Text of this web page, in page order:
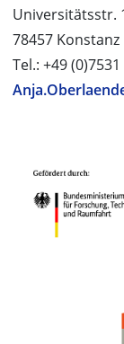
Universitätsstr.
78457 Konstanz
Tel.: +49